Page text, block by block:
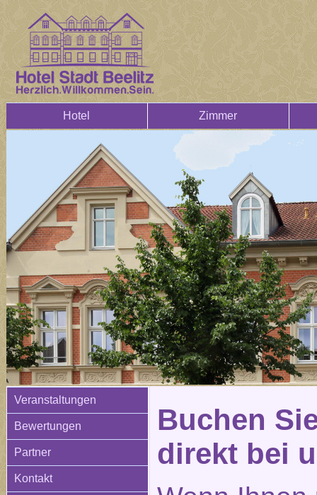
Hotel Zimmer
Veranstaltungen
Bewertungen
Partner
Kontakt
Buchen
direkt bei